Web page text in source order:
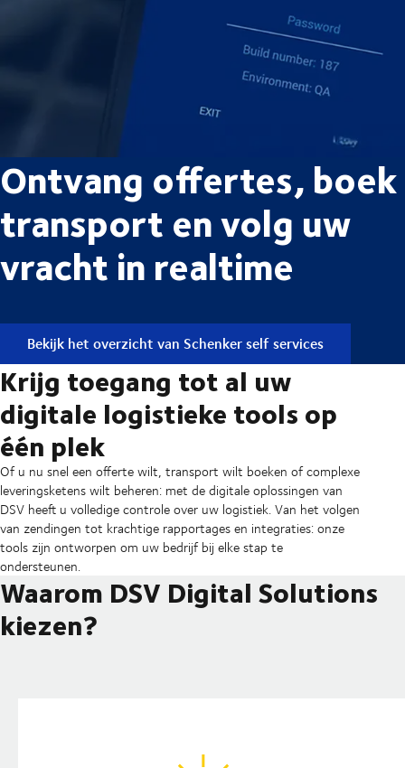
Ontvang offertes, boek
transport en volg uw
vracht in realtime
Bekijk het overzicht van Schenker self services
Krijg toegang tot al uw
digitale logistieke tools op
één plek
Of u nu snel een offerte wilt, transport wilt boeken of complexe
leveringsketens wilt beheren: met de digitale oplossingen van
DSV heeft u volledige controle over uw logistiek. Van het volgen
van zendingen tot krachtige rapportages en integraties: onze
tools zijn ontworpen om uw bedrijf bij elke stap te
ondersteunen.
Waarom DSV Digital Solutions
kiezen?